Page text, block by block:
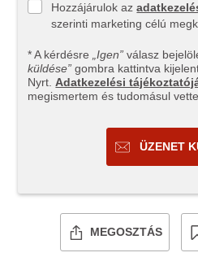
Hozzájárulok az
szerinti marketing célú
* A kérdésre „Igen” válasz
küldése” gombra kattintva
Nyrt. Adatkezelési
megismertem és tudomásul
ÜZENET
MEGOSZTÁS